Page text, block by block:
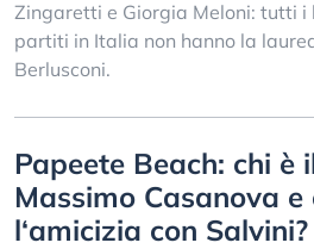
Zingaretti e Giorgia Meloni: tutti
partiti in Italia non hanno la
Berlusconi.
Papeete Beach: chi è
Massimo Casanova e
l‘amicizia con Salvini?